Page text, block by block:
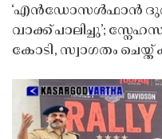
‘എൻഡോസൾഫാൻ
വാക്ക് പാലിച്ചു’;
കോടി, സ്വാഗതം